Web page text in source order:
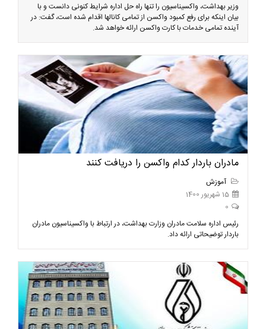
وزیر بهداشت، واکسیناسیون را تنها راه حل اداره شرایط کنونی دانست و با
بیان اینکه برای رفع کمبود واکسن از تمامی کانالها اقدام شده است، گفت: در
آینده تمامی خدمات با کارت واکسن ارائه خواهد شد.
مادران باردار کدام واکسن را دریافت کنند
آموزش
15 شهریور 1400
0
رئیس اداره سلامت مادران وزارت بهداشت، در ارتباط با واکسیناسیون مادران
باردار توضیحاتی ارائه داد.